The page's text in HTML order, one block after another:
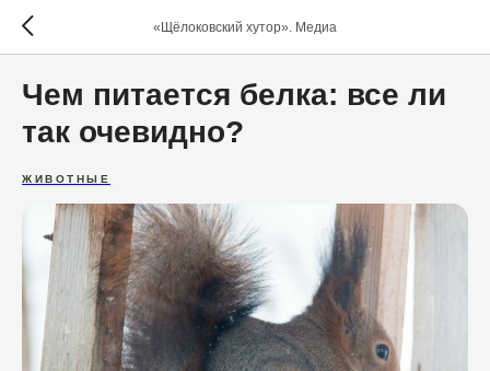
«Щёлоковский хутор». Медиа
Чем питается белка: все ли
так очевидно?
ЖИВОТНЫЕ